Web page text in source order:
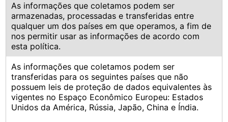
As informações que coletamos podem ser
armazenadas, processadas e transferidas entre
qualquer um dos países em que operamos, a fim de
nos permitir usar as informações de acordo com
esta política.
As informações que coletamos podem ser
transferidas para os seguintes países que não
possuem leis de proteção de dados equivalentes às
vigentes no Espaço Econômico Europeu: Estados
Unidos da América, Rússia, Japão, China e Índia.